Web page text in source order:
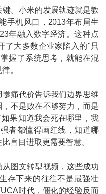
。小米的发展轨迹就是教
手机风口，2013年布局生
年融入数字经济。这种点
了大多数企业家陷入的"只
握了系统思考，就能在混
。
痛代价告诉我们边界思维
不是败在不够努力，而是
果知道我会死在哪里，我
者都懂得画红线，知道哪
盲目进取更需要智慧。
图文转型视频，这些成功
存下来的往往不是最强壮
时代，僵化的经验反而